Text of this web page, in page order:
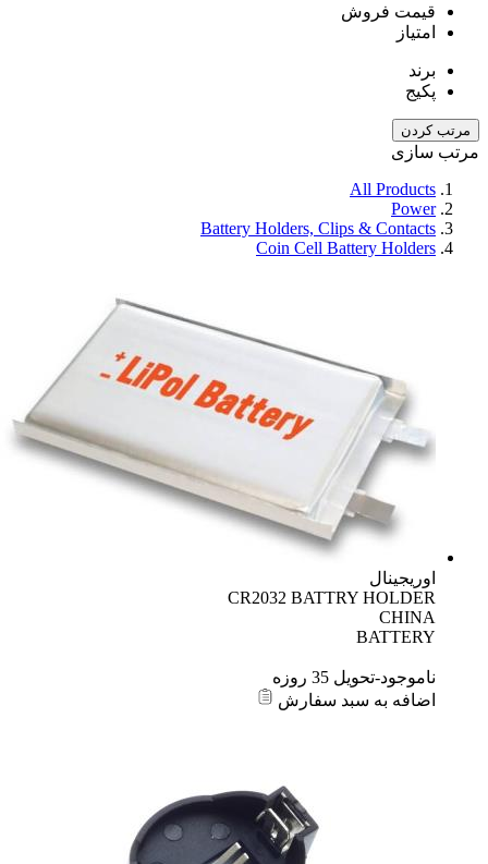
قیمت فروش
امتیاز
کردن
سازی
All Products
Power
Battery Holders, Clips & Contacts
Coin Cell Battery Holders
اوریجینال
CR2032 BATTRY HOLDER
CHINA
BATTERY
ناموجود-تحویل 35 روزه
اضافه به سبد سفارش